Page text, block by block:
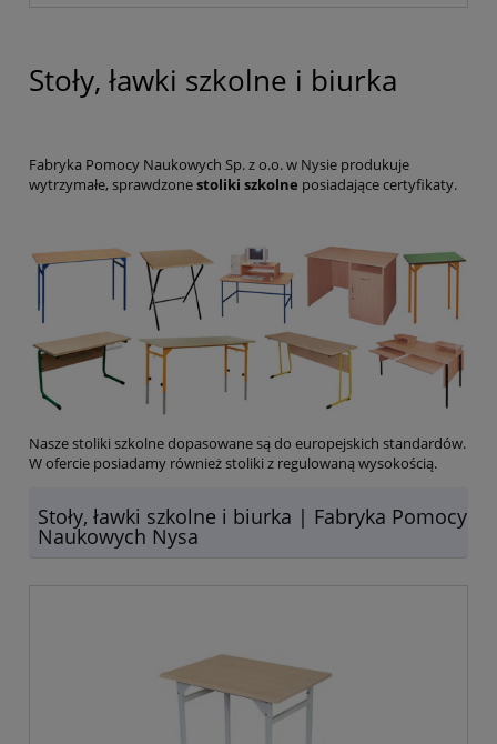
Stoły, ławki szkolne i biurka
Fabryka Pomocy Naukowych Sp. z o.o. w Nysie produkuje
wytrzymałe, sprawdzonestoliki szkolne posiadające certyfikaty.
Nasze stoliki szkolne dopasowane są do europejskich standardów.
W ofercie posiadamy również stoliki z regulowaną wysokością.
Stoły, ławki szkolne i biurka | Fabryka Pomocy
Naukowych Nysa